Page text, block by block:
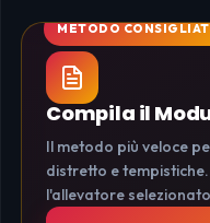
Compila il
Il metodo più veloce
distretto e
l'allevatore